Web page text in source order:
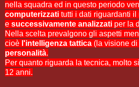
nella squadra ed in questo periodo
computerizzati tutti i dati riguardanti il
e successivamente analizzati per la
Nella scelta prevalgono gli aspetti
cioè l'intelligenza tattica (la visione
personalità.
Per quanto riguarda la tecnica, molto
12 anni.